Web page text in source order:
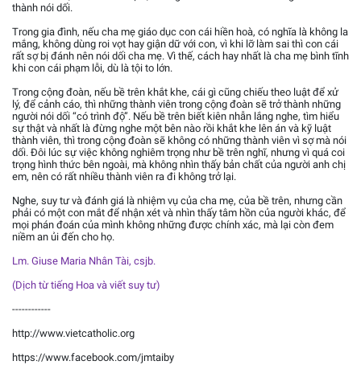
thành nói dối.
Trong gia đình, nếu cha mẹ giáo dục con cái hiền hoà, có nghĩa là không la
mắng, không dùng roi vọt hay giận dữ với con, vì khi lỡ làm sai thì con cái
rất sợ bị đánh nên nói dối cha mẹ. Vì thế, cách hay nhất là cha mẹ bình tĩnh
khi con cái phạm lỗi, dù là tội to lớn.
Trong cộng đoàn, nếu bề trên khắt khe, cái gì cũng chiếu theo luật để xử
lý, để cảnh cáo, thì những thành viên trong cộng đoàn sẽ trở thành những
người nói dối “có trình độ”. Nếu bề trên biết kiên nhẫn lắng nghe, tìm hiểu
sự thật và nhất là đừng nghe một bên nào rồi khắt khe lên án và kỹ luật
thành viên, thì trong cộng đoàn sẽ không có những thành viên vì sợ mà nói
dối. Đôi lúc sự việc không nghiêm trọng như bề trên nghĩ, nhưng vì quá coi
trọng hình thức bên ngoài, mà không nhìn thấy bản chất của người anh chị
em, nên có rất nhiều thành viên ra đi không trở lại.
Nghe, suy tư và đánh giá là nhiệm vụ của cha mẹ, của bề trên, nhưng cần
phải có một con mắt để nhận xét và nhìn thấy tâm hồn của người khác, để
mọi phán đoán của mình không những được chính xác, mà lại còn đem
niềm an ủi đến cho họ.
Lm. Giuse Maria Nhân Tài, csjb.
(Dịch từ tiếng Hoa và viết suy tư)
------------
http://www.vietcatholic.org
https://www.facebook.com/jmtaiby